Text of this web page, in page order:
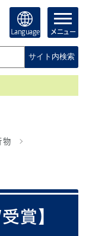
Language メニュー
サイト内検索
物
賞】